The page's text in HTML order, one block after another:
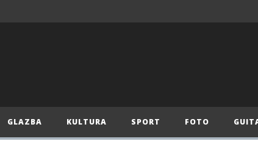
GLAZBA KULTURA SPORT FOTO